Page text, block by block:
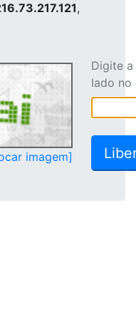
,
imagem]
Digite
lado no